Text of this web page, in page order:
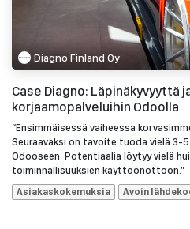
Diagno Finland Oy
Case Diagno: Läpinäkyvyyttä
korjaamopalveluihin Odoolla
“Ensimmäisessä vaiheessa
Seuraavaksi on tavoite tuoda vielä 3-
Odooseen. Potentiaalia löytyy vielä
toiminnallisuuksien käyttöönottoon.”
Asiakaskokemuksia
Avoin